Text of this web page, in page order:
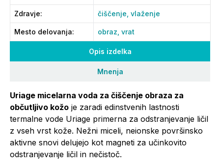
Opis izdelka
Mnenja
Uriage micelarna voda za čiščenje obraza za
občutljivo kožo je zaradi edinstvenih lastnosti
termalne vode Uriage primerna za odstranjevanje ličil
z vseh vrst kože. Nežni miceli, neionske površinsko
aktivne snovi delujejo kot magneti za učinkovito
odstranjevanje ličil in nečistoč.
Zdravje: čiščenje, vlaženje
Mesto delovanja: obraz, vrat